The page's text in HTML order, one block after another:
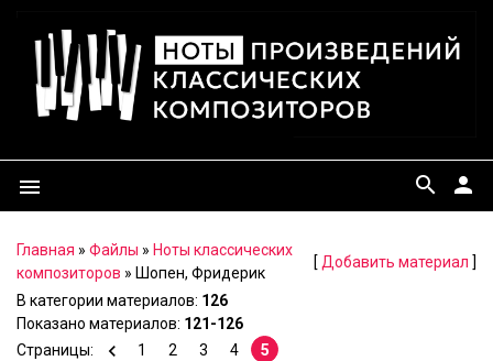
menu person
search
Главная » Файлы » Ноты классических
композиторов » Шопен, Фридерик
[ Добавить материал ]
В категории материалов: 126
Показано материалов: 121-126
Страницы: 1 2 3 4 5